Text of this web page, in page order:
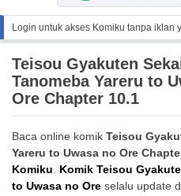
Login untuk akses Komiku tanpa iklan
Teisou Gyakuten
Tanomeba Yareru to
Ore Chapter 10.1
Baca online komik Teisou
Yareru to Uwasa no Ore
Komiku. Komik Teisou
to Uwasa no Ore selalu update